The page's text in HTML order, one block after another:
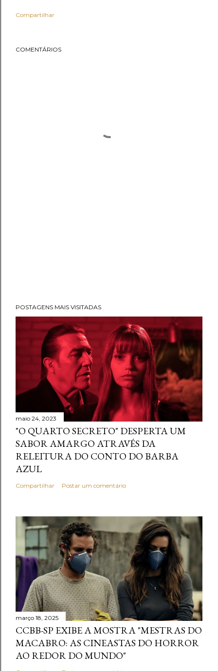
Compartilhar
COMENTÁRIOS
POSTAGENS MAIS VISITADAS
maio 24, 2023
"O QUARTO SECRETO" DESPERTA UM
SABOR AMARGO ATRAVÉS DA
RELEITURA DO CONTO DO BARBA
AZUL
Compartilhar Postar um comentário
março 18, 2025
CCBB-SP EXIBE A MOSTRA "MESTRAS DO
MACABRO: AS CINEASTAS DO HORROR
AO REDOR DO MUNDO"